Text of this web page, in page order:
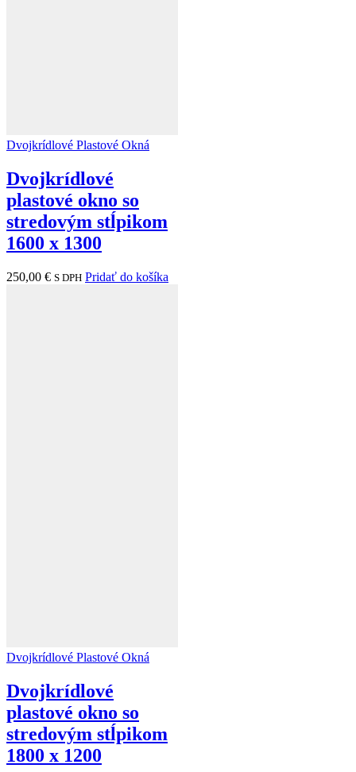
Dvojkrídlové Plastové Okná
Dvojkrídlové
plastové okno so
stredovým stĺpikom
1600 x 1300
250,00 € S DPH Pridať do košíka
Dvojkrídlové Plastové Okná
Dvojkrídlové
plastové okno so
stredovým stĺpikom
1800 x 1200